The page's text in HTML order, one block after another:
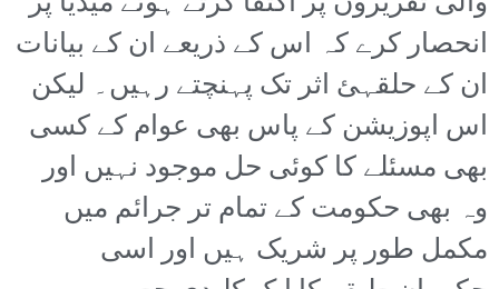
انحصار کرے کہ اس کے ذریعے ان کے بیانات
ان کے حلقہئ اثر تک پہنچتے رہیں۔ لیکن
اس اپوزیشن کے پاس بھی عوام کے کسی
بھی مسئلے کا کوئی حل موجود نہیں اور
وہ بھی حکومت کے تمام تر جرائم میں
مکمل طور پر شریک ہیں اور اسی